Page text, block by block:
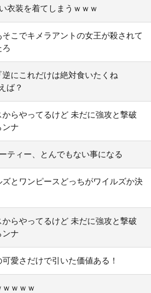
衣装を着てしまうｗｗｗ
そこでキメラアントの女王が殺されて
にこれだけは絶対食いたくね
ば？
からやってるけど 未だに強攻と撃破
ンナ
ティー、とんでもない事になる
ズとワンピースどっちがワイルズか決
からやってるけど 未だに強攻と撃破
ンナ
愛さだけで引いた価値ある！
ｗｗｗｗ